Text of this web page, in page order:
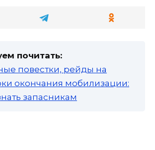
почитать:
повестки, рейды на
окончания мобилизации:
запасникам